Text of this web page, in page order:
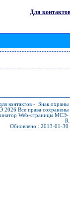
Для контактов
контактов - Знак охраны
2026 Все права сохранены
Web-страницы МСЭ-
R
Обновлено : 2013-01-30